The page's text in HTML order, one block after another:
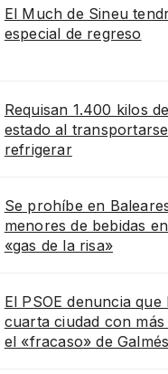
El Much de Sineu
especial de regreso
Requisan 1.400 kilos
estado al
refrigerar
Se prohíbe en
menores de bebidas
«gas de la risa»
El PSOE denuncia que
cuarta ciudad con
el «fracaso» de Galmés